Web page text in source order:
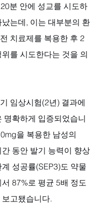
분 안에 성교를 시도하
는데, 이는 대부분의 환
치료제를 복용한 후 2
를 시도한다는 것을 의
임상시험(2년) 결과에
명확하게 입증되었습니
을 복용한 남성의
동안 발기 능력이 향상
성공률(SEP3)도 약물
87%로 평균 5배 정도
고됐습니다.